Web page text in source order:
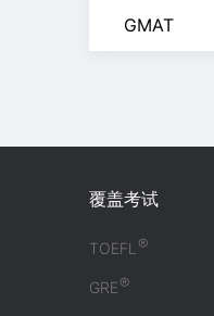
GMAT
覆盖考试
TOEFL®
GRE®